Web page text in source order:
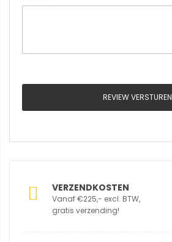
REVIEW VERSTUREN
VERZENDKOSTEN
Vanaf €225,- excl. BTW,
gratis verzending!